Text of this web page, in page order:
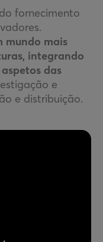
German
French (CH)
(CH)
fornecimento
mundo mais
integrando
das
e
e distribuição.